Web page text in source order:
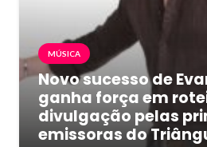
MÚSICA
Novo sucesso de
ganha força em
divulgação pelas
emissoras do